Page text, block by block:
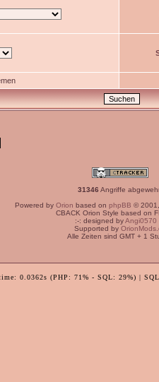
31346 Angriffe
Powered by Orion based on phpBB ©
CBACK Orion Style based on
:-: designed byAngi0570
Supported by
Alle Zeiten sind GMT + 1
0.0362s (PHP: 71% - SQL: 29%) |